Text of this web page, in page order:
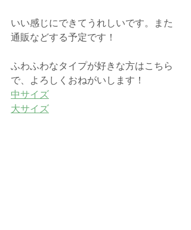
いい感じにできてうれしいです。また
通販などする予定です！
ふわふわなタイプが好きな方はこちら
で、よろしくおねがいします！
中サイズ
大サイズ